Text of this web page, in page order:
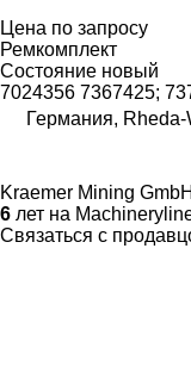
Цена по запросу
Ремкомплект
Состояние новый
7024356 7367425;
Германия,
Kraemer Mining GmbH
6 лет на
Связаться с